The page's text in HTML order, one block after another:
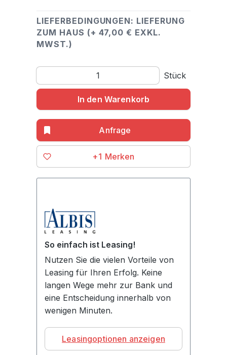
LIEFERBEDINGUNGEN: LIEFERUNG
ZUM HAUS (+ 47,00 € EXKL.
MWST.)
Produkt Anzahl: Gib den gewünschten Wert ein
Stück
In den Warenkorb
+1
So einfach ist Leasing!
Nutzen Sie die vielen Vorteile von
Leasing für Ihren Erfolg. Keine
langen Wege mehr zur Bank und
eine Entscheidung innerhalb von
wenigen Minuten.
Leasingoptionen anzeigen